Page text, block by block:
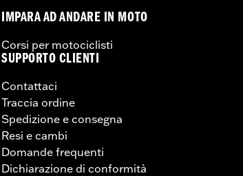
IMPARA AD ANDARE IN MOTO
Corsi per motociclisti
SUPPORTO CLIENTI
Contattaci
Traccia ordine
Spedizione e consegna
Resi e cambi
Domande frequenti
Dichiarazione di conformità